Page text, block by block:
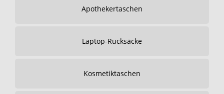
Apothekertaschen
Laptop-Rucksäcke
Kosmetiktaschen